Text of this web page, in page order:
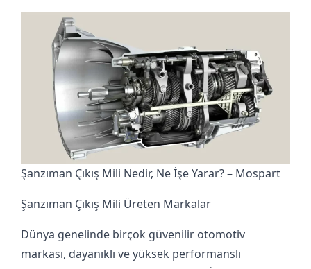
Şanzıman Çıkış Mili Nedir, Ne İşe Yarar? – Mospart
Şanzıman Çıkış Mili Üreten Markalar
Dünya genelinde birçok güvenilir otomotiv
markası, dayanıklı ve yüksek performanslı